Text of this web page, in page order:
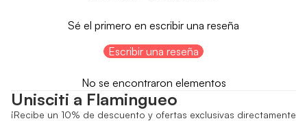
Sé el primero en escribir una reseña
Escribir una reseña
No se encontraron elementos
Unisciti a Flamingueo
¡Recibe un 10% de descuento y ofertas exclusivas directamente